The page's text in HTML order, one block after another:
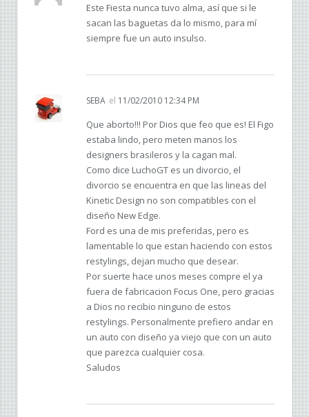
Este Fiesta nunca tuvo alma, así que si le
sacan las baguetas da lo mismo, para mí
siempre fue un auto insulso.
SEBA el 11/02/2010 12:34 PM
Que aborto!!! Por Dios que feo que es! El Figo
estaba lindo, pero meten manos los
designers brasileros y la cagan mal.
Como dice LuchoGT es un divorcio, el
divorcio se encuentra en que las lineas del
Kinetic Design no son compatibles con el
diseño New Edge.
Ford es una de mis preferidas, pero es
lamentable lo que estan haciendo con estos
restylings, dejan mucho que desear.
Por suerte hace unos meses compre el ya
fuera de fabricacion Focus One, pero gracias
a Dios no recibio ninguno de estos
restylings. Personalmente prefiero andar en
un auto con diseño ya viejo que con un auto
que parezca cualquier cosa.
Saludos